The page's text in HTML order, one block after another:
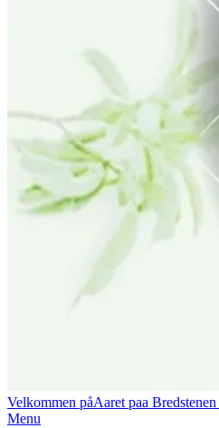
Velkommen påAaret paa Bredstenen
Primary
Menu